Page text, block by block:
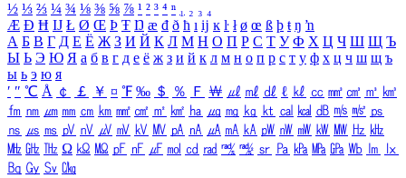
½ ⅓ ⅔ ¼ ¾ ⅛ ⅜ ⅝ ⅞ ¹ ² ³ ⁴ ⁿ ₁ ₂ ₃ ₄
Æ Ð Ħ Ĳ Ł Ø Œ Þ Ŧ Ŋ æ đ ð ħ ı ĳ ĸ ŀ ł ø œ ß þ ŧ ŋ ŉ
А Б В Г Д Е Ё Ж З И Й К Л М Н О П Р С Т У Ф Х Ц Ч Ш Щ Ъ
Ы Ь Э Ю Я а б в г д е ё ж з и й к л м н о п р с т у ф х ц ч ш щ ъ
ы ь э ю я
′ ″ ℃ Å ￠ ￡ ￥ ¤ ℉ ‰ ＄ ％ Ｆ ￦ ㎕ ㎖ ㎗ ℓ ㎘ ㏄ ㎣ ㎤ ㎥ ㎦
㎙ ㎚ ㎛ ㎜ ㎝ ㎞ ㎟ ㎠ ㎡ ㎢ ㏊ ㎍ ㎎ ㎏ ㏏ ㎈ ㎉ ㏈ ㎧ ㎨ ㎰
㎱ ㎲ ㎳ ㎴ ㎵ ㎶ ㎷ ㎸ ㎹ ㎀ ㎁ ㎂ ㎃ ㎄ ㎺ ㎻ ㎽ ㎾ ㎿ ㎐ ㎑
㎒ ㎓ ㎔ Ω ㏀ ㏁ ㎊ ㎋ ㎌ ㏖ ㏅ ㎭ ㎮ ㎯ ㏛ ㎩ ㎪ ㎫ ㎬ ㏝ ㏐
㏓
㏃ ㏉ ㏜ ㏆